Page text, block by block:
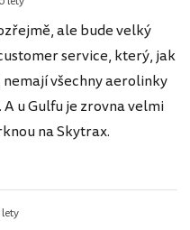
ale bude velký
service, který, jak
nemají všechny aerolinky
u Gulfu je zrovna velmi
na Skytrax.
lety